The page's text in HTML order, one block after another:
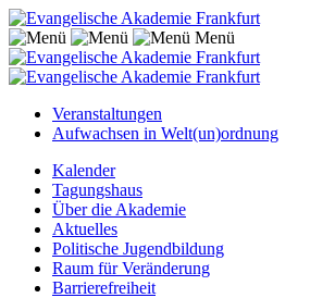
Menü
Veranstaltungen
Aufwachsen in Welt(un)ordnung
Kalender
Tagungshaus
Über die Akademie
Aktuelles
Politische Jugendbildung
Raum für Veränderung
Barrierefreiheit